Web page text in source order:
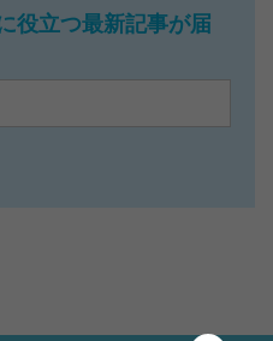
役立つ最新記事が届